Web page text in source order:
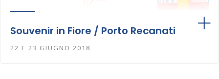
Souvenir in Fiore / Porto Recanati
22 E 23 GIUGNO 2018